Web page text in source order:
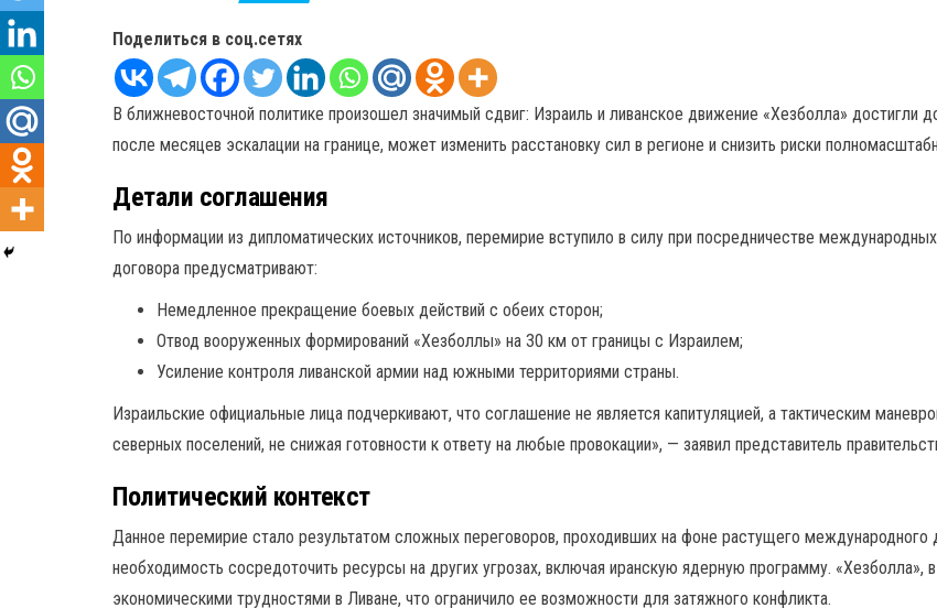
Поделиться в соц.сетях
В ближневосточной политике произошел значимый сдвиг: Израиль и ливанское движение «Хезболла» достигли
после месяцев эскалации на границе, может изменить расстановку сил в регионе и снизить риски
Детали соглашения
По информации из дипломатических источников, перемирие вступило в силу при посредничестве
договора предусматривают:
Немедленное прекращение боевых действий с обеих сторон;
Отвод вооруженных формирований «Хезболлы» на 30 км от границы с Израилем;
Усиление контроля ливанской армии над южными территориями страны.
Израильские официальные лица подчеркивают, что соглашение не является капитуляцией, а тактическим
северных поселений, не снижая готовности к ответу на любые провокации», — заявил представитель
Политический контекст
Данное перемирие стало результатом сложных переговоров, проходивших на фоне растущего
необходимость сосредоточить ресурсы на других угрозах, включая иранскую ядерную программу. «Хезболла»,
экономическими трудностями в Ливане, что ограничило ее возможности для затяжного конфликта.